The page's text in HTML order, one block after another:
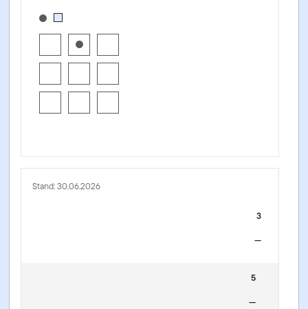
[products.morningstar-stylebox-title-sr-equity]
Stand: 30.06.2026
3
—
5
—